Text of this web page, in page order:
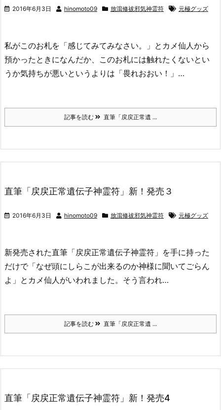
2016年6月3日 hinomoto09 放瀉修祓邪気神霊符 元極グッズ
私がこのお札を「感じてみてみなさい。」とカメ仙人から
預かったときになんだか、このお札には触れたくないとい
うか気持ちが悪いというよりは「畏れおおい！」…
記事を読む 直筆「戻戻正常遺 ...
直筆「戻戻正常遺伝子神霊符」新！発売３
2016年6月3日 hinomoto09 放瀉修祓邪気神霊符 元極グッズ
新発売された直筆「戻戻正常遺伝子神霊符」を手に持った
だけで「なぜ頭にしらこが出来るのか神様に聞いてごらん
よ」とカメ仙人がいわれました。そう言われ…
記事を読む 直筆「戻戻正常遺 ...
直筆「戻戻正常遺伝子神霊符」新！発売4